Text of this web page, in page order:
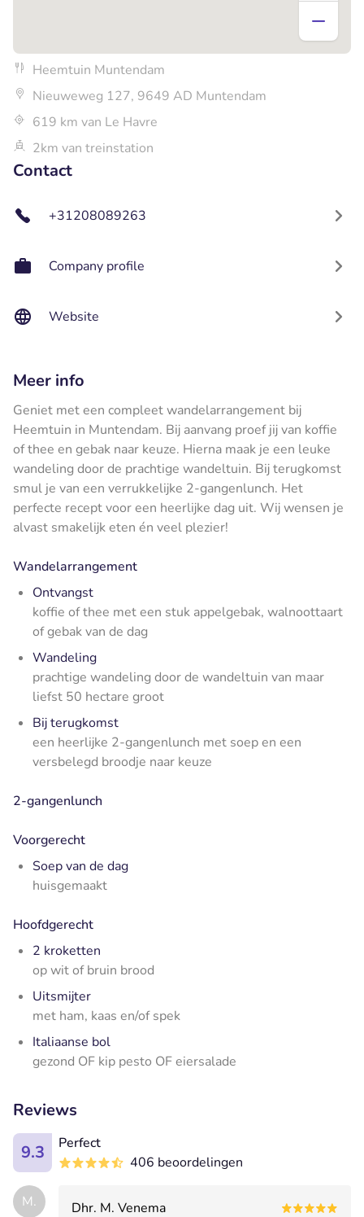
Heemtuin Muntendam
Nieuweweg 127, 9649 AD Muntendam
619 km van Le Havre
2km van treinstation
Contact
+31208089263
Company profile
Website
Meer info
Geniet met een compleet wandelarrangement bij
Heemtuin in Muntendam. Bij aanvang proef jij van koffie
of thee en gebak naar keuze. Hierna maak je een leuke
wandeling door de prachtige wandeltuin. Bij terugkomst
smul je van een verrukkelijke 2-gangenlunch. Het
perfecte recept voor een heerlijke dag uit. Wij wensen je
alvast smakelijk eten én veel plezier!
Wandelarrangement
Ontvangst
koffie of thee met een stuk appelgebak, walnoottaart
of gebak van de dag
Wandeling
prachtige wandeling door de wandeltuin van maar
liefst 50 hectare groot
Bij terugkomst
een heerlijke 2-gangenlunch met soep en een
versbelegd broodje naar keuze
2-gangenlunch
Voorgerecht
Soep van de dag
huisgemaakt
Hoofdgerecht
2 kroketten
op wit of bruin brood
Uitsmijter
met ham, kaas en/of spek
Italiaanse bol
gezond OF kip pesto OF eiersalade
Reviews
9.3
Perfect
406 beoordelingen
M. Dhr. M. Venema